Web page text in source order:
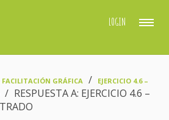
LOGIN
FACILITACIÓN GRÁFICA
EJERCICIO 4.6 –
RESPUESTA A: EJERCICIO 4.6 –